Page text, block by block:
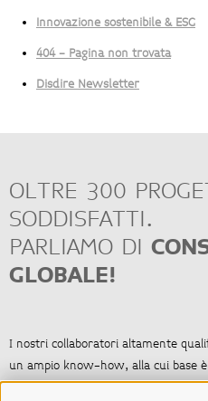
Innovazione sostenibile & ESG
404 - Pagina non trovata
Disdire Newsletter
OLTRE 300
SODDISFATTI.
PARLIAMO DI
GLOBALE!
I nostri collaboratori altamente
un ampio know-how, alla cui base
mette in comunicazione diversi